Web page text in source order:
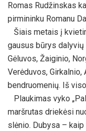
Romas Rudžinskas
pirmininku Romanu
Šiais metais į
gausus būrys
Gėluvos, Žaiginio,
Verėduvos,
bendruomenių. Iš
Plaukimas vyko
maršrutas driekėsi
slėnio. Dubysa –